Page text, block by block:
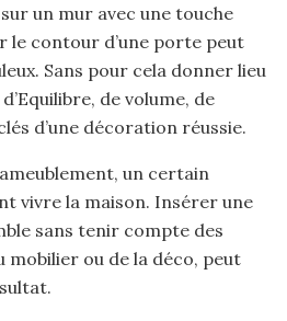
un mur avec une touche
le contour d’une porte peut
Sans pour cela donner lieu
de volume, de
d’une décoration réussie.
un certain
vivre la maison. Insérer une
sans tenir compte des
mobilier ou de la déco, peut